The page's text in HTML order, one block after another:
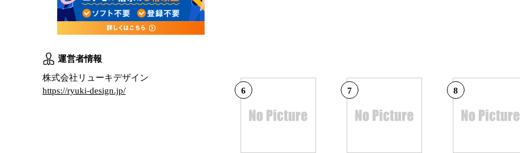
6 7 8
運営者情報
株式会社リューキデザイン
https://ryuki-design.jp/